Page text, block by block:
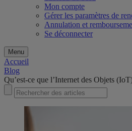
Mon compte
Gérer les paramètres de
Annulation et
Se déconnecter
Menu
Accueil
Blog
Qu’est-ce que l’Internet des Objets